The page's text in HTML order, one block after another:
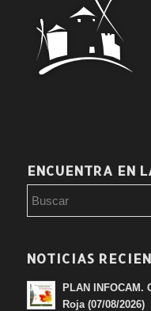
ENCUENTRA EN
NOTICIAS
PLAN INFOCAM.
Roja (07/08/2026)